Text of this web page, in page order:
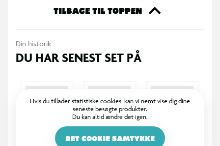
TILBAGE TIL TOPPEN
Din historik
DU HAR SENEST SET PÅ
Hvis du tillader statistiske cookies, kan vi nemt vise dig dine
seneste besøgte produkter.
Du kan altid ændre det igen.
RET COOKIE SAMTYKKE